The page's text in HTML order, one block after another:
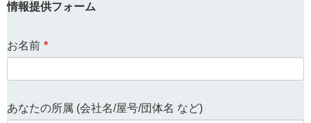
情報提供フォーム
お名前 *
あなたの所属 (会社名/屋号/団体名 など)